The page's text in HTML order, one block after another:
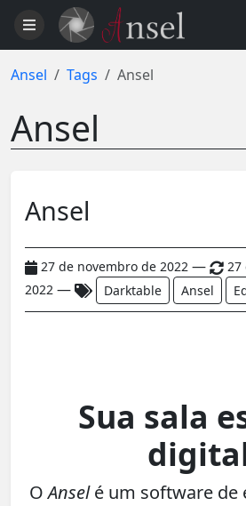
Ansel Tags Ansel
Ansel
Ansel
27 de novembro de 2022 —
27
2022 — Darktable Ansel
Sua sala
OAnselé um software de